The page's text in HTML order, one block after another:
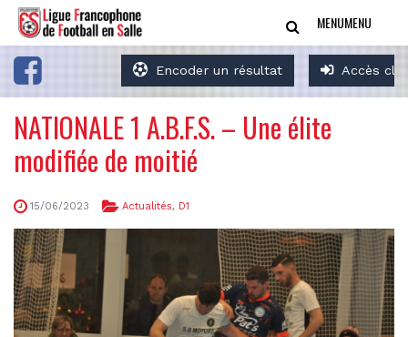
Encoder un résultat Accès
MENUMENU
NATIONALE 1 A.B.F.S. – Une élite
modifiée de moitié
15/06/2023 Actualités, D1